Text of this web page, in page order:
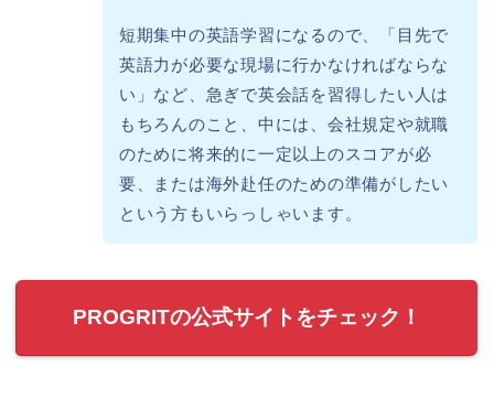
短期集中の英語学習になるので、「目先で
英語力が必要な現場に行かなければならな
い」など、急ぎで英会話を習得したい人は
もちろんのこと、中には、会社規定や就職
のために将来的に一定以上のスコアが必
要、または海外赴任のための準備がしたい
という方もいらっしゃいます。
PROGRITの公式サイトをチェック！